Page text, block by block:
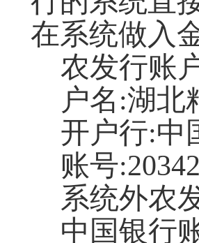
在系统做入
农发行账
户名:湖北
开户行:中
账号
系统外农
中国银行